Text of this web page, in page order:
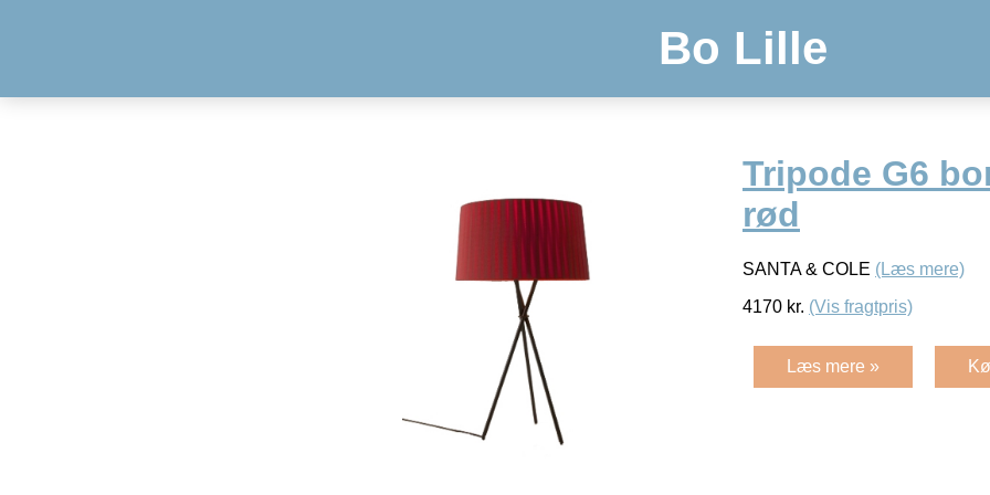
Bo Lille
Tripode G6
rød
SANTA & COLE (Læs mere)
4170 kr. (Vis fragtpris)
Læs mere »